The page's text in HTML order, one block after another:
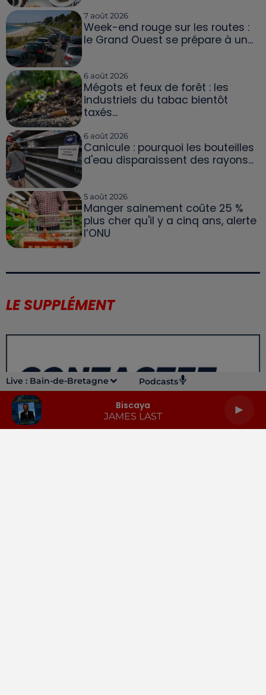
Live : Bain-de-Bretagne Podcasts
Biscaya
JAMES LAST
7 août 2026
Week-end rouge sur les routes :
le Grand Ouest se prépare à un...
6 août 2026
Mégots et feux de forêt : les
industriels du tabac bientôt
taxés...
6 août 2026
Canicule : pourquoi les bouteilles
d'eau disparaissent des rayons...
5 août 2026
Manger sainement coûte 25 %
plus cher qu'il y a cinq ans, alerte
l’ONU
LE SUPPLÉMENT